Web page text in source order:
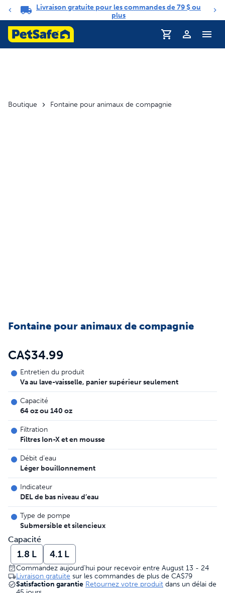
Carrousel de notifications
Livraison gratuite pour les commandes de 79 $ ou
plus
Profil
Boutique Fontaine pour animaux de compagnie
Fontaine pour animaux de compagnie
CA$34.99
Entretien du produit
Va au lave-vaisselle, panier supérieur seulement
Capacité
64 oz ou 140 oz
Filtration
Filtres Ion-X et en mousse
Débit d’eau
Léger bouillonnement
Indicateur
DEL de bas niveau d’eau
Type de pompe
Submersible et silencieux
Capacité
1.8 L 4.1 L
Commandez aujourd’hui pour recevoir entre August 13 - 24
Livraison gratuite sur les commandes de plus de CA$79
Satisfaction garantie Retournez votre produit dans un délai de